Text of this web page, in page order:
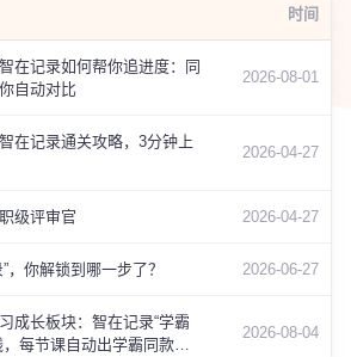
时间
在记录如何帮你追进度：同
自动对比
2026-08-01
在记录通关攻略，3分钟上
2026-04-27
级评审官 2026-04-27
，你解锁到哪一步了？ 2026-06-27
成长板块：智在记录“学霸
，每节课自动出学霸同款笔
2026-08-04